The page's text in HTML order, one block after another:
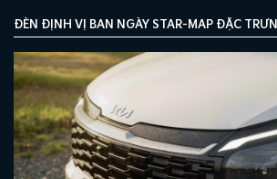
LƯỚI TẢN NHIỆT HỌA TIẾT 3D NỔI BẬT